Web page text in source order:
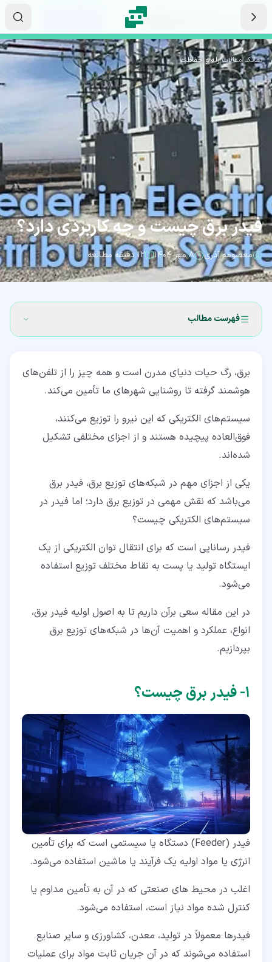
نماتک/مقالات/رله و حفاظت
فیدر برق چیست و چه کاربردی دارد؟
معصومه آذری ۸ مهر ۱۴۰۴ ۱۲ دقیقه مطالعه
فهرست مطالب
۲‏- اجزا و عملکرد یک فیدر
۳‏-‏۲‏- فیدرهای موازی
۳‏-‏۳‏- فیدرهای سیستم اصلی حلقه
۳‏-‏۴‏- فیدرهای سیستم‌های مشبک
۴‏- انواع فیدر از نظر فشار
۵‏- کاربرد فیدر برق
۸‏- اهمیت فیدر برق در سیستم‌های توزیع
۹‏- طراحی و ساخت فیدر
برق، رگ حیات دنیای مدرن است و همه چیز را از تلفن‌های
هوشمند گرفته تا روشنایی شهرهای ما تأمین می‌کند.
سیستم‌های الکتریکی که این نیرو را توزیع می‌کنند،
فوق‌العاده پیچیده هستند و از اجزای مختلفی تشکیل
شده‌اند.
یکی از اجزای مهم در شبکه‌های توزیع برق، فیدر برق
می‌باشد که نقش مهمی در توزیع برق دارد؛ اما فیدر در
سیستم‌های الکتریکی چیست؟
فیدر رسانایی است که برای انتقال توان الکتریکی از یک
ایستگاه تولید یا پست به نقاط مختلف توزیع استفاده
می‌شود.
در این مقاله سعی برآن داریم تا به اصول اولیه فیدر برق،
انواع، عملکرد و اهمیت آن‌ها در شبکه‌های توزیع برق
بپردازیم.
۱‏- فیدر برق چیست؟
فیدر (Feeder) دستگاه یا سیستمی است که برای تأمین
انرژی یا مواد اولیه یک فرآیند یا ماشین استفاده می‌شود.
اغلب در محیط‌ های صنعتی که در آن به تأمین مداوم یا
کنترل شده مواد نیاز است، استفاده می‌شود.
فیدرها معمولاً در تولید، معدن، کشاورزی و سایر صنایع
استفاده می‌شوند که در آن جریان ثابت مواد برای عملیات